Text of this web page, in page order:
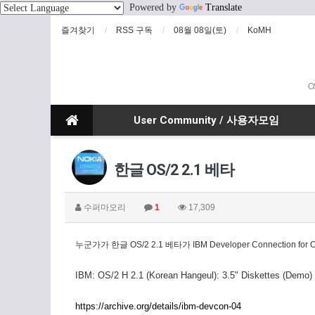
Powered by Translate
즐겨찾기 RSS 구독 08월 08일(토) KoMH
User Community / 사용자모임
한글 OS/2 2.1 베타
수퍼마오리 1 17,309
누군가가 한글 OS/2 2.1 베타가 IBM Developer Connection for
IBM: OS/2 H 2.1 (Korean Hangeul): 3.5" Diskettes
https://archive.org/details/ibm-devcon-04